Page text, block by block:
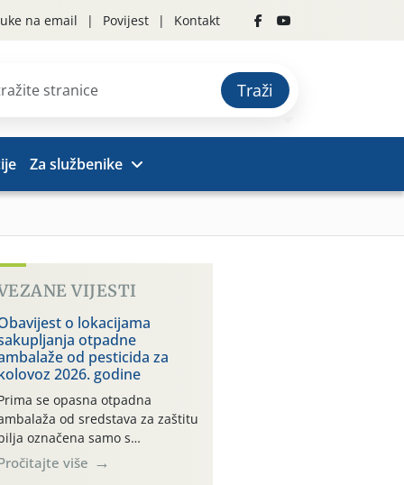
na email Povijest Kontakt
Traži
Za službenike
VIJESTI
o lokacijama
otpadne
od pesticida za
2026. godine
se opasna otpadna
od sredstava za zaštitu
označena samo s
i oznakom
CROCPA EKO MODEL:
više